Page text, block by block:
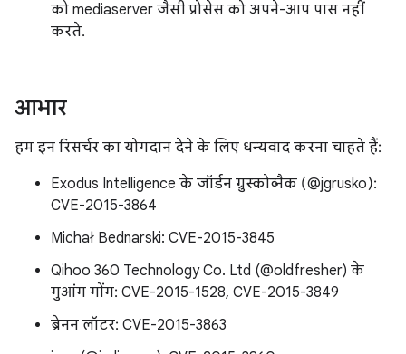
को mediaserver जैसी प्रोसेस को अपने-आप पास नहीं
करते.
आभार
हम इन रिसर्चर का योगदान देने के लिए धन्यवाद करना चाहते हैं:
Exodus Intelligence के जॉर्डन ग्रुस्कोव्नैक (@jgrusko):
CVE-2015-3864
Michał Bednarski: CVE-2015-3845
Qihoo 360 Technology Co. Ltd (@oldfresher) के
गुआंग गोंग: CVE-2015-1528, CVE-2015-3849
ब्रेनन लॉटर: CVE-2015-3863